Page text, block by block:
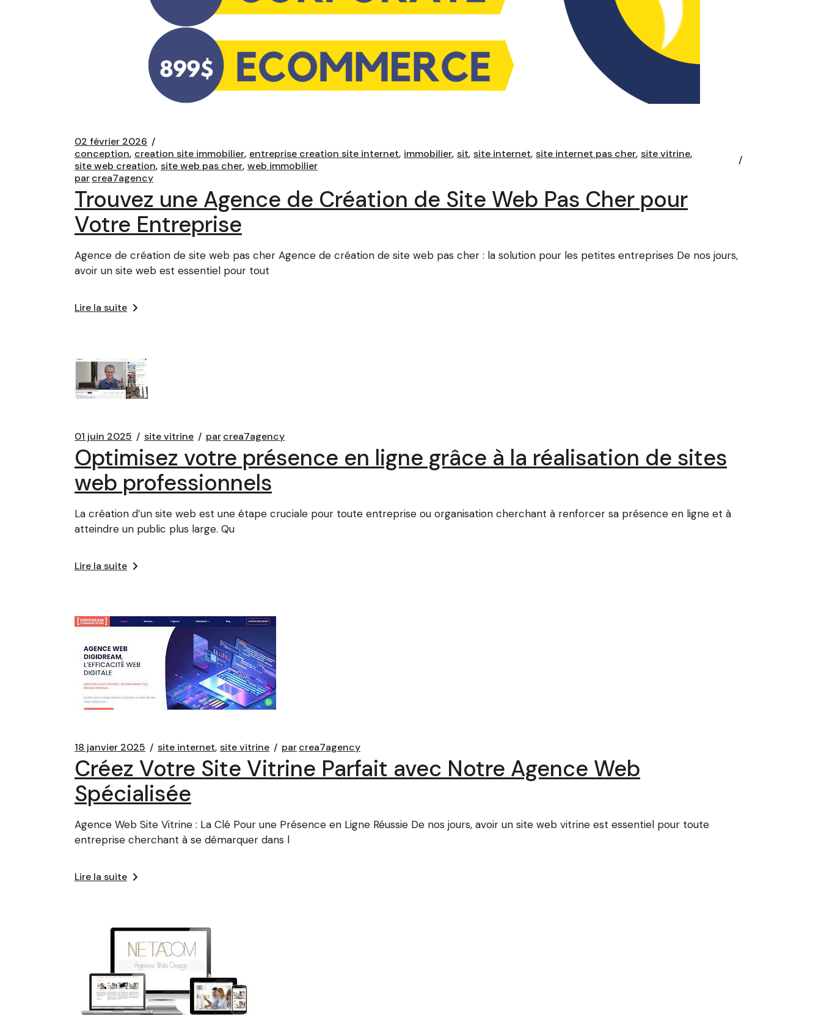
02 février 2026
conception creation site immobilier entreprise creation site internet immobilier sit site internet site internet pas cher site vitrine
site web creation site web pas cher web immobilier
parcrea7agency
Trouvez une Agence de Création de Site Web Pas Cher pour
Votre Entreprise
Agence de création de site web pas cher Agence de création de site web pas cher : la solution pour les petites entreprises De nos jours,
avoir un site web est essentiel pour tout
Lire la suite
01 juin 2025 site vitrine parcrea7agency
Optimisez votre présence en ligne grâce à la réalisation de sites
web professionnels
La création d’un site web est une étape cruciale pour toute entreprise ou organisation cherchant à renforcer sa présence en ligne et à
atteindre un public plus large. Qu
Lire la suite
18 janvier 2025 site internet site vitrine parcrea7agency
Créez Votre Site Vitrine Parfait avec Notre Agence Web
Spécialisée
Agence Web Site Vitrine : La Clé Pour une Présence en Ligne Réussie De nos jours, avoir un site web vitrine est essentiel pour toute
entreprise cherchant à se démarquer dans l
Lire la suite